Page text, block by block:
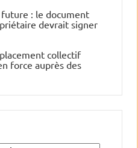
: le document
devrait signer
collectif
force auprès des